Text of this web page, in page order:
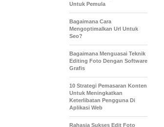
Untuk Pemula
Bagaimana Cara
Mengoptimalkan Url Untuk
Seo?
Bagaimana Menguasai Teknik
Editing Foto Dengan Software
Grafis
10 Strategi Pemasaran Konten
Untuk Meningkatkan
Keterlibatan Pengguna Di
Aplikasi Web
Rahasia Sukses Edit Foto